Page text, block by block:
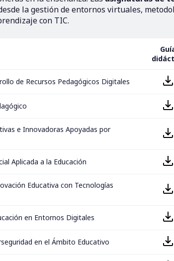
la gestión de entornos virtuales,
con TIC.
de Recursos Pedagógicos Digitales
e Innovadoras Apoyadas por
Aplicada a la Educación
Educativa con Tecnologías
en Entornos Digitales
en el Ámbito Educativo